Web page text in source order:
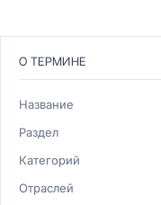
О ТЕРМИНЕ
Название
Раздел
Категорий
Отраслей